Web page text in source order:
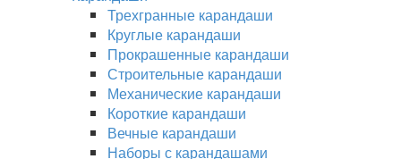
Трехгранные карандаши
Круглые карандаши
Прокрашенные карандаши
Строительные карандаши
Механические карандаши
Короткие карандаши
Вечные карандаши
Наборы с карандашами